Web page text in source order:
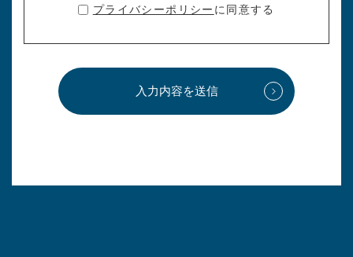
プライバシーポリシー に同意する
入力内容を送信